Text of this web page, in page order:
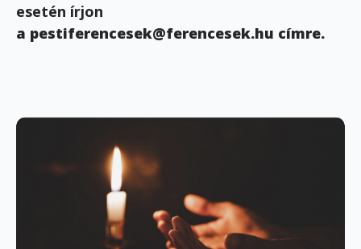
esetén írjon
a pestiferencesek@ferencesek.hu címre.